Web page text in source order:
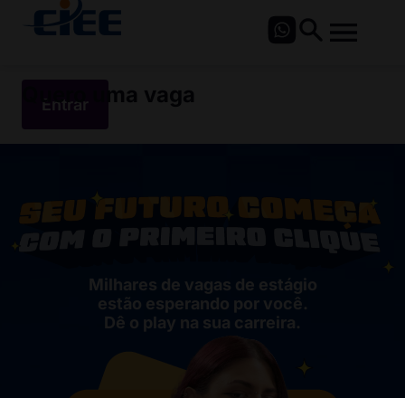
Entrar
Quero uma vaga
Milhares de vagas de estágio
estão esperando por você.
Dê o play na sua carreira.